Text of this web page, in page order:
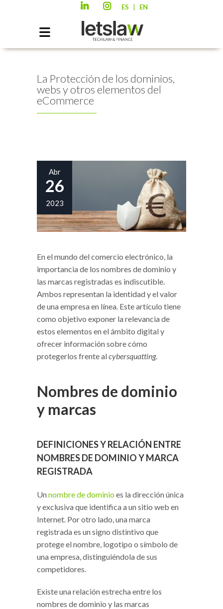
ES EN
La Protección de los dominios,
webs y otros elementos del
eCommerce
Abr
26
2023
En el mundo del comercio electrónico, la
importancia de los nombres de dominio y
las marcas registradas es indiscutible.
Ambos representan la identidad y el valor
de una empresa en línea. Este artículo tiene
como objetivo exponer la relevancia de
estos elementos en el ámbito digital y
ofrecer información sobre cómo
protegerlos frente alcybersquatting.
Nombres de dominio
y marcas
DEFINICIONES Y RELACIÓN ENTRE
NOMBRES DE DOMINIO Y MARCA
REGISTRADA
Unnombre de dominioes la dirección única
y exclusiva que identifica a un sitio web en
Internet. Por otro lado, una marca
registrada es un signo distintivo que
protege el nombre, logotipo o símbolo de
una empresa, distinguiéndola de sus
competidores.
Existe una relación estrecha entre los
nombres de dominio y las marcas